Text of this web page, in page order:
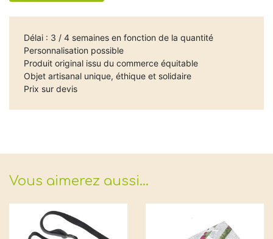
Délai : 3 / 4 semaines en fonction de la quantité
Personnalisation possible
Produit original issu du commerce équitable
Objet artisanal unique, éthique et solidaire
Prix sur devis
Vous aimerez aussi…